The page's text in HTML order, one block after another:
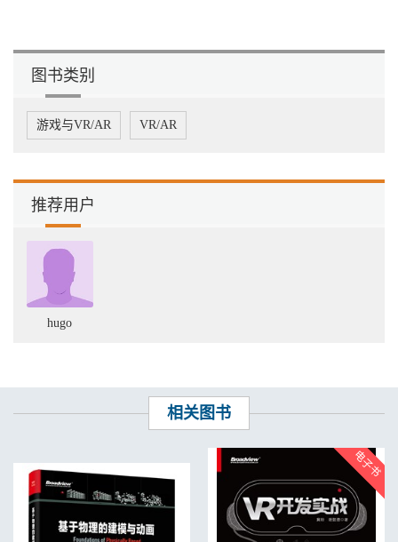
.................................................................131
4.2.1 步骤1：启用
光）...................................................136
目 录 | XVII
制......................................................138
4.2.4 步骤4：启用所有灯笼模型和点光
源..........................................................139
4.2.5 步骤5：启用场景中所有反射探针
（Reflection.Probe）............................140
4.2.6 步骤6：启用场景中的光照探针组
（Light.Probe.Group）.........................143
4.2.7 步骤7：完成整个场景的光照烘
焙..............................................................145
蔽..................................................................154
4.2.10 步骤10：添加雾效.
.....................................................................................166
4.2.11 步骤11：画面抗锯齿处
理..........................................................................168
4.2.12 步骤12：添加后处理Volume组件.
.............................................................171
4.3 Sponza_Night_Lighting场景打光步骤解析
..............................................................173
图书类别
游戏与VR/AR VR/AR
推荐用户
hugo
相关图书